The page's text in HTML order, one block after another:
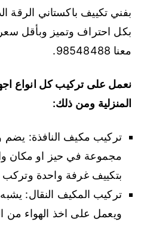
بفني تكييف باكستاني الرقة
بكل احتراف وتميز وبأقل
معنا 98548488.
نعمل على تركيب كل انواع
المنزلية ومن ذلك:
تركيب مكيف النافذة: يضم
مجموعة في حيز او مكان
بتكييف غرفة واحدة وتركب
تركيب المكيف النقال:
ويعمل على اخذ الهواء من